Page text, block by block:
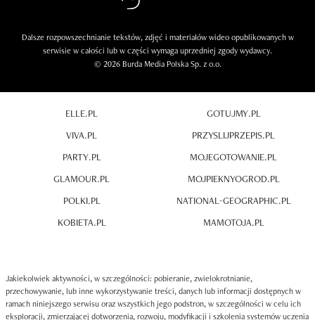
Dalsze rozpowszechnianie tekstów, zdjęć i materiałów wideo opublikowanych w
serwisie w całości lub w części wymaga uprzedniej zgody wydawcy.
© 2026 Burda Media Polska Sp. z o.o.
ELLE.PL
VIVA.PL
PARTY.PL
GLAMOUR.PL
POLKI.PL
KOBIETA.PL
GOTUJMY.PL
PRZYSLIJPRZEPIS.PL
MOJEGOTOWANIE.PL
MOJPIEKNYOGROD.PL
NATIONAL-GEOGRAPHIC.PL
MAMOTOJA.PL
Jakiekolwiek aktywności, w szczególności: pobieranie, zwielokrotnianie,
przechowywanie, lub inne wykorzystywanie treści, danych lub informacji dostępnych w
ramach niniejszego serwisu oraz wszystkich jego podstron, w szczególności w celu ich
eksploracji, zmierzającej dotworzenia, rozwoju, modyfikacji i szkolenia systemów uczenia